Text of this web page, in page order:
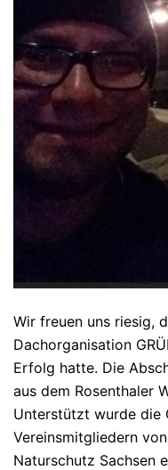
Wir freuen uns riesig,
Dachorganisation
Erfolg hatte. Die
aus dem Rosenthaler
Unterstützt wurde die
Vereinsmitgliedern
Naturschutz Sachsen